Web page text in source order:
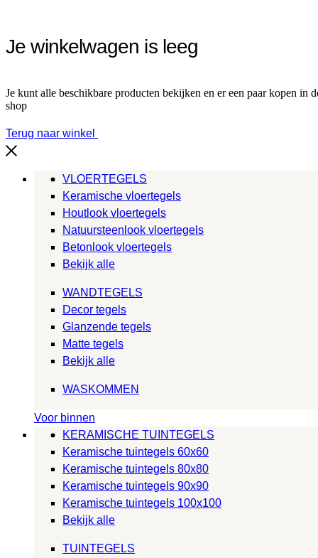
Je winkelwagen is leeg
Je kunt alle beschikbare producten bekijken en er een paar kopen in
shop
Terug naar winkel
VLOERTEGELS
Keramische vloertegels
Houtlook vloertegels
Natuursteenlook vloertegels
Betonlook vloertegels
Bekijk alle
WANDTEGELS
Decor tegels
Glanzende tegels
Matte tegels
Bekijk alle
WASKOMMEN
Voor binnen
KERAMISCHE TUINTEGELS
Keramische tuintegels 60x60
Keramische tuintegels 80x80
Keramische tuintegels 90x90
Keramische tuintegels 100x100
Bekijk alle
TUINTEGELS